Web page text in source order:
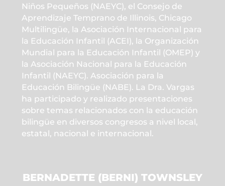
Niños Pequeños (NAEYC), el Consejo de
Aprendizaje Temprano de Illinois, Chicago
Multilingüe, la Asociación Internacional para
la Educación Infantil (ACEI), la Organización
Mundial para la Educación Infantil (OMEP) y
la Asociación Nacional para la Educación
Infantil (NAEYC). Asociación para la
Educación Bilingüe (NABE). La Dra. Vargas
ha participado y realizado presentaciones
sobre temas relacionados con la educación
bilingüe en diversos congresos a nivel local,
estatal, nacional e internacional.
BERNADETTE (BERNI) TOWNSLEY